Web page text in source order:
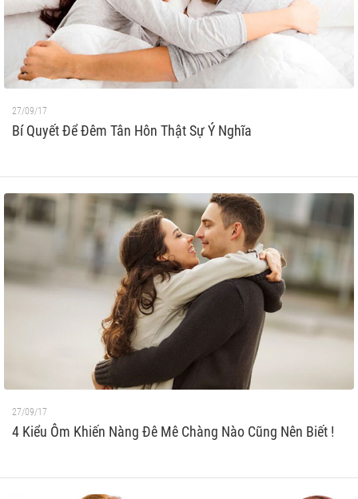
27/09/17
Bí Quyết Để Đêm Tân Hôn Thật Sự Ý Nghĩa
27/09/17
4 Kiểu Ôm Khiến Nàng Đê Mê Chàng Nào Cũng Nên Biết !